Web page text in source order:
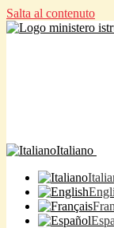
Salta al contenuto
Italiano